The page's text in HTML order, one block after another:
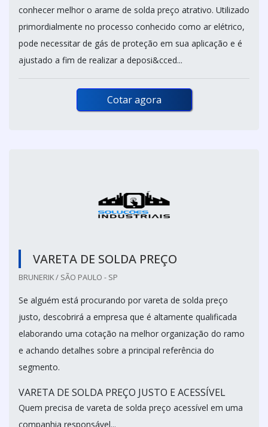
conhecer melhor o arame de solda preço atrativo. Utilizado
primordialmente no processo conhecido como ar elétrico,
pode necessitar de gás de proteção em sua aplicação e é
ajustado a fim de realizar a deposi&cced...
Cotar agora
VARETA DE SOLDA PREÇO
BRUNERIK / SÃO PAULO - SP
Se alguém está procurando por vareta de solda preço
justo, descobrirá a empresa que é altamente qualificada
elaborando uma cotação na melhor organização do ramo
e achando detalhes sobre a principal referência do
segmento.
VARETA DE SOLDA PREÇO JUSTO E ACESSÍVEL
Quem precisa de vareta de solda preço acessível em uma
companhia responsável...